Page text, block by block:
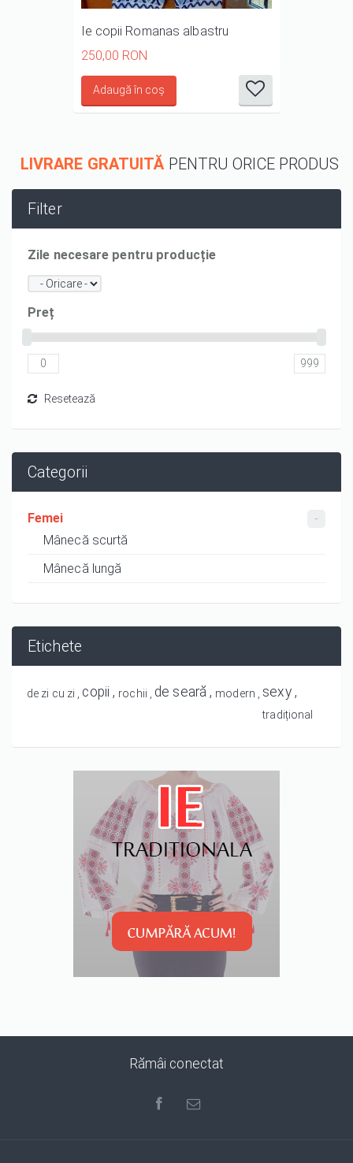
Ie copii Romanas albastru
250,00 RON
3/5
it
4/5
it
5/5
LIVRARE GRATUITĂ PENTRU ORICE PRODUS
Filter
Zile necesare pentru producție
Preț
Categorii
Femei
Mânecă scurtă
Mânecă lungă
Etichete
de zi cu zi copii rochii de seară modern sexy
tradițional
Rămâi conectat